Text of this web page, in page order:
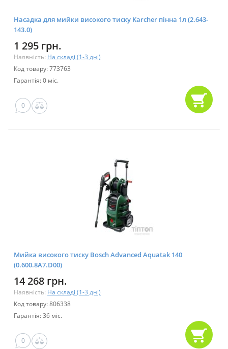
Насадка для мийки високого тиску Karcher пінна 1л (2.643-
143.0)
1 295 грн.
Наявність: На складі (1-3 дні)
Код товару: 773763
Гарантія: 0 міс.
0
Мийка високого тиску Bosch Advanced Aquatak 140
(0.600.8A7.D00)
14 268 грн.
Наявність: На складі (1-3 дні)
Код товару: 806338
Гарантія: 36 міс.
0